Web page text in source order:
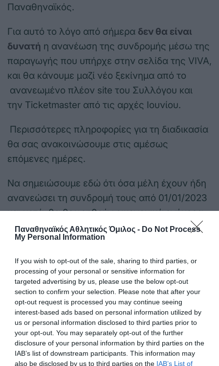
Παναθηναϊκός Αθλητικός Όμιλος - Do Not Process
My Personal Information
If you wish to opt-out of the sale, sharing to third parties, or
processing of your personal or sensitive information for
targeted advertising by us, please use the below opt-out
section to confirm your selection. Please note that after your
opt-out request is processed you may continue seeing
interest-based ads based on personal information utilized by
us or personal information disclosed to third parties prior to
your opt-out. You may separately opt-out of the further
disclosure of your personal information by third parties on the
IAB’s list of downstream participants. This information may
also be disclosed by us to third parties on the IAB’s List of
Παναθηναϊκός.
Για αυτό το λόγο από σήμερα δεν θα είναι
δυνατή η ανανέωση της συνδρομής μέσω της
παραγωγής που υπήρχε στην σελίδα της VIVA,
και θα κάνουμε μαζί νέο ξεκίνημα από το
ανανεωμένο πλέον site του Συλλόγου και
την Ticketmaster από τις αρχές Ιουνίου.
Περισσότερες πληροφορίες για τη διαδικασία
θα σας ανακοινώσουμε στις αμέσως
επόμενες ημέρες.
Να σημειώσουμε εδώ ότι όσα μέλη έχουν ήδη
ανανεώσει τη συνδρομή τους από 01/01/2023
και μετά, θα θεωρηθούν οικονομικά ενήμερα
έως το τέλος της επόμενης αγωνιστικής
σεζόν δηλαδή μέχρι 31 Μαΐου 2024.
ΤΕΛΕΥΤΑΙΑ ΝΕΑ